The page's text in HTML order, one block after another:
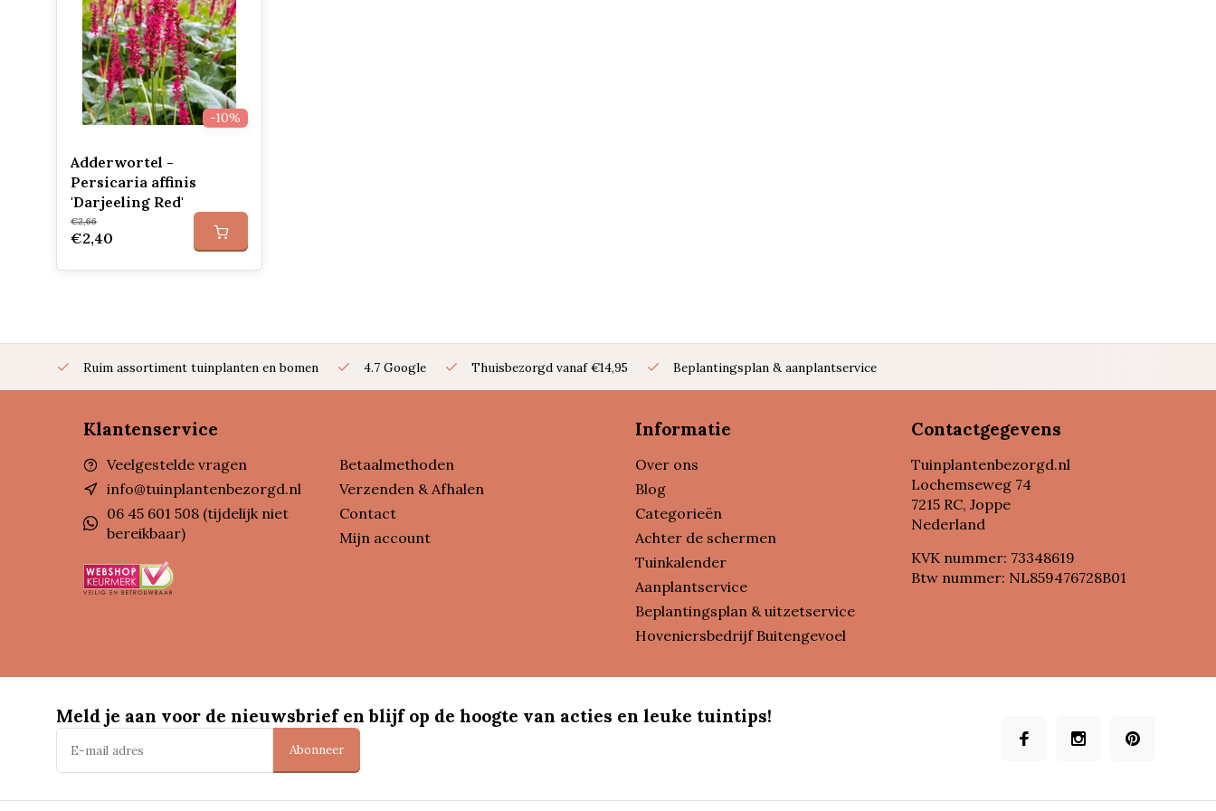
-10%
Adderwortel -
Persicaria affinis
'Darjeeling Red'
€2,66
€2,40
Ruim assortiment tuinplanten en bomen 4.7 Google Thuisbezorgd vanaf €14,95 Beplantingsplan & aanplantservice
Klantenservice
Veelgestelde vragen
info@tuinplantenbezorgd.nl
06 45 601 508 (tijdelijk niet
bereikbaar)
Betaalmethoden
Verzenden & Afhalen
Contact
Mijn account
Informatie
Over ons
Blog
Categorieën
Achter de schermen
Tuinkalender
Aanplantservice
Beplantingsplan & uitzetservice
Hoveniersbedrijf Buitengevoel
Contactgegevens
Tuinplantenbezorgd.nl
Lochemseweg 74
7215 RC, Joppe
Nederland
KVK nummer: 73348619
Btw nummer: NL859476728B01
Meld je aan voor de nieuwsbrief en blijf op de hoogte van acties en leuke tuintips!
Abonneer